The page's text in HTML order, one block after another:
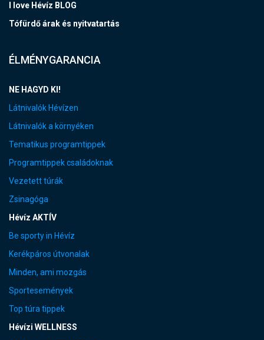
I love Hévíz BLOG
Tófürdő árak és nyitvatartás
ÉLMÉNYGARANCIA
NE HAGYD KI!
Látnivalók Hévízen
Látnivalók a környéken
Tematikus programtippek
Programtippek családoknak
Vezetett túrák
Zsinagóga
Hévíz AKTÍV
Be sporty in Hévíz
Kerékpáros útvonalak
Minden, ami mozgás
Sportesemények
Top túra tippek
Hévízi WELLNESS